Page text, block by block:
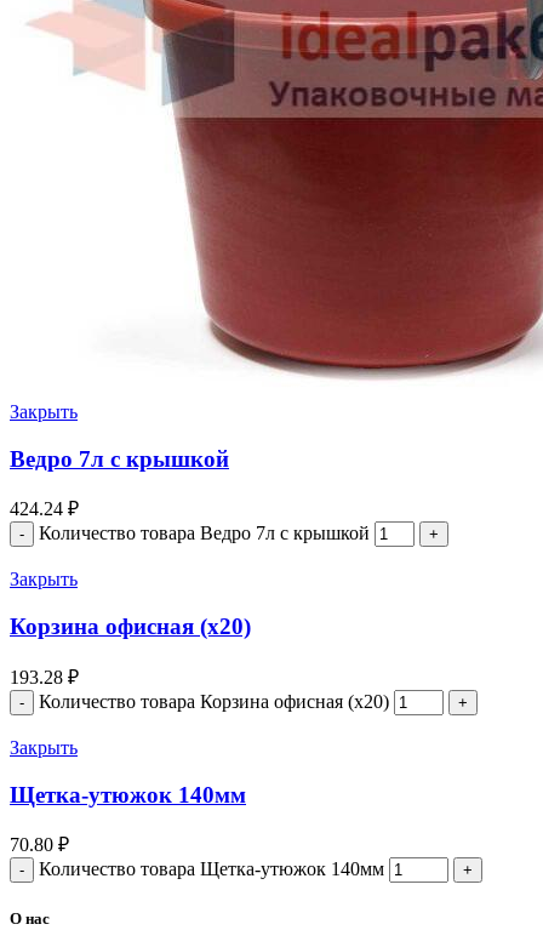
Закрыть
Ведро 7л с крышкой
424.24 ₽
Количество товара Ведро 7л с крышкой
Закрыть
Корзина офисная (х20)
193.28 ₽
Количество товара Корзина офисная (х20)
Закрыть
Щетка-утюжок 140мм
70.80 ₽
Количество товара Щетка-утюжок 140мм
О нас